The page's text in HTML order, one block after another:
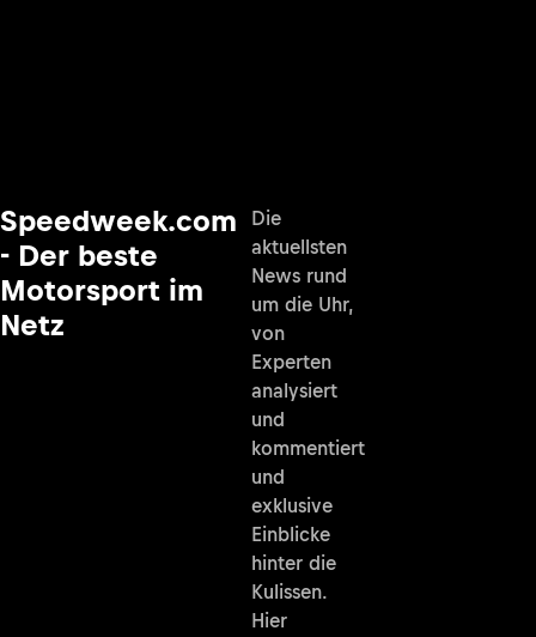
Speedweek.com
- Der beste
Motorsport im
Netz
Die
aktuellsten
News rund
um die Uhr,
von
Experten
analysiert
und
kommentiert
und
exklusive
Einblicke
hinter die
Kulissen.
Hier